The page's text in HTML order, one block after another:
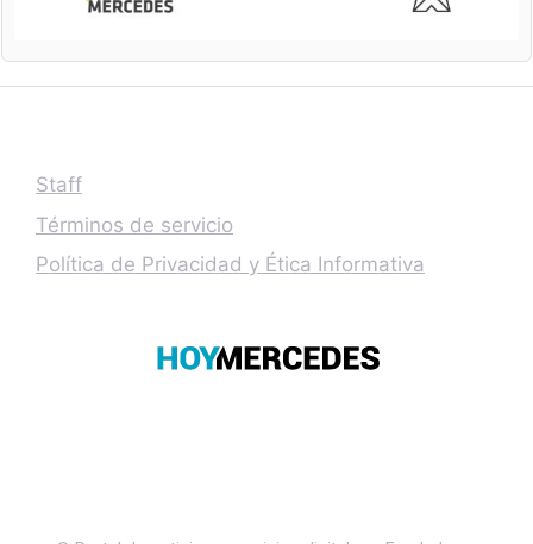
Staff
Términos de servicio
Política de Privacidad y Ética Informativa